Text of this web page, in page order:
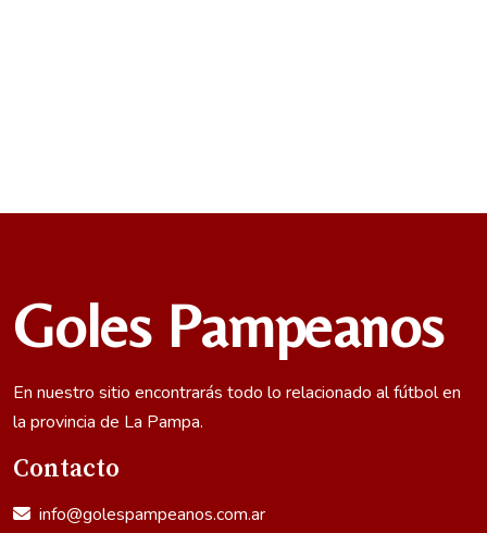
Goles Pampeanos
En nuestro sitio encontrarás todo lo relacionado al fútbol en
la provincia de La Pampa.
Contacto
info@golespampeanos.com.ar